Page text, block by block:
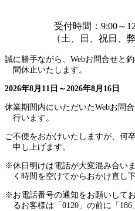
受付時間：9:00～
（土、日、祝日、
誠に勝手ながら、Webお問合せと
間休止いたします。
2026年8月11日～2026年8月16日
休業期間内にいただいたWebお問
行います。
ご不便をおかけいたしますが、何
申し上げます。
※休日明けは電話が大変混み合い
く時間を空けてからおかけ直し下
※お電話番号の通知をお願いして
るお客様は「0120」の前に「